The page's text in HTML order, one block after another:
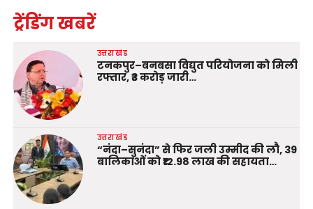
ट्रेंडिंग खबरें
उत्तराखंड
टनकपुर–बनबसा विद्युत परियोजना को मिली
रफ्तार, ₹3 करोड़ जारी…
उत्तराखंड
“नंदा–सुनंदा” से फिर जली उम्मीद की लौ, 39
बालिकाओं को ₹12.98 लाख की सहायता…